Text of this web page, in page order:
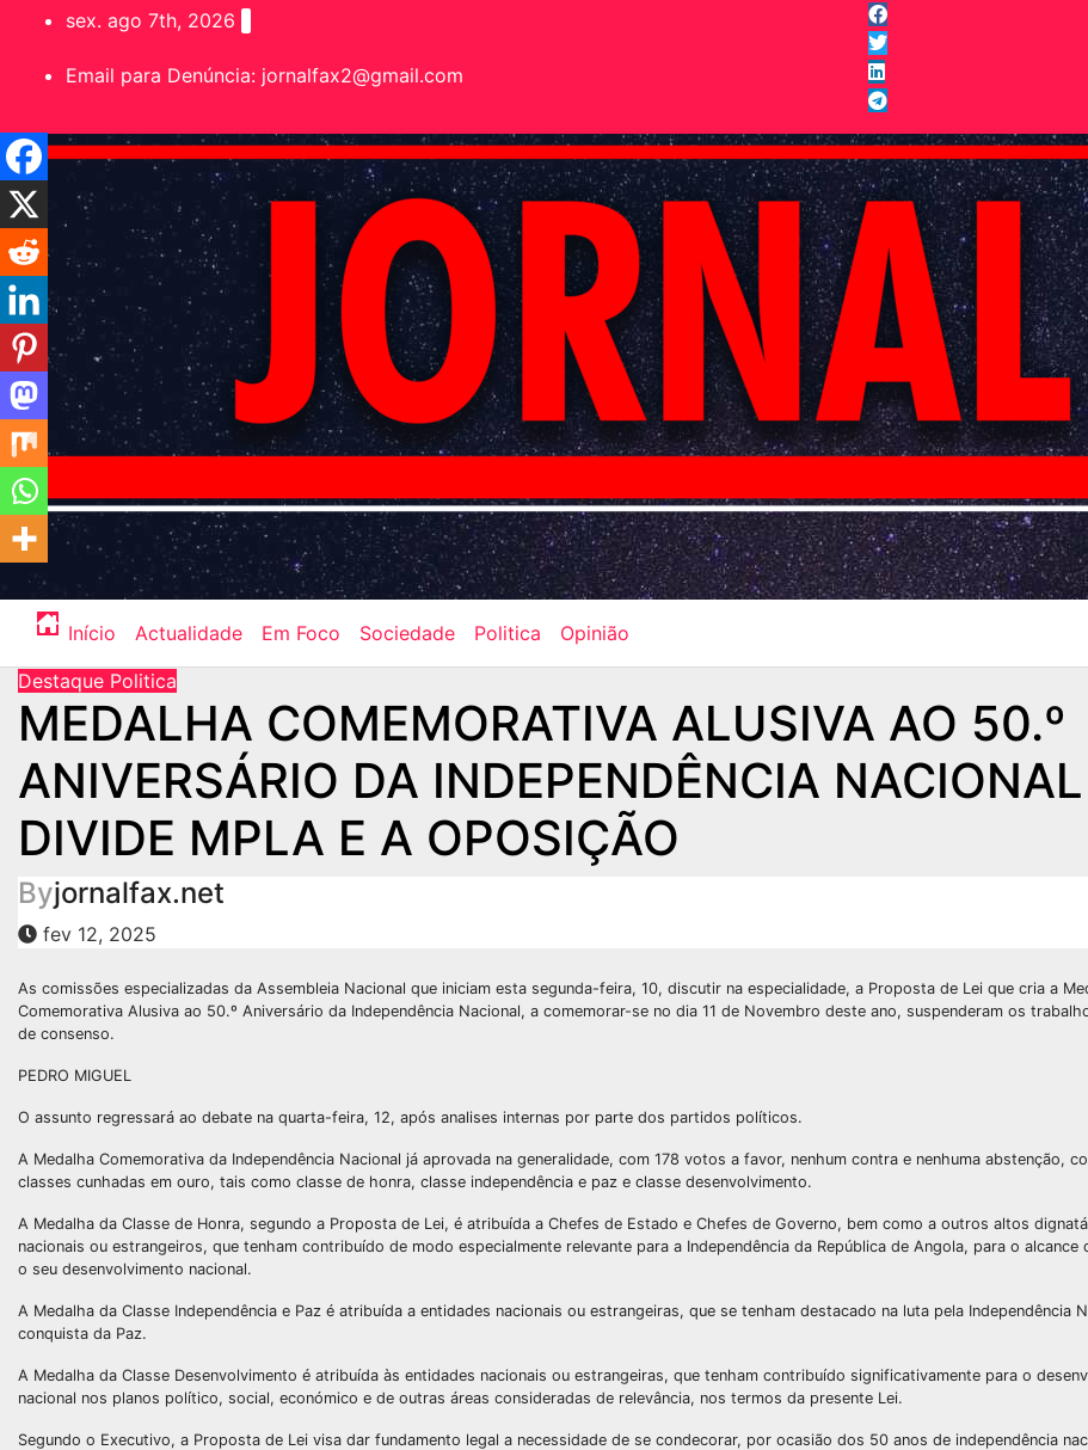
sex. ago 7th, 2026
Email para Denúncia: jornalfax2@gmail.com
Início Actualidade Em Foco Sociedade Politica
Opinião
Destaque Politica
MEDALHA COMEMORATIVA ALUSIVA AO 50.º
ANIVERSÁRIO DA INDEPENDÊNCIA NACIONAL
DIVIDE MPLA E A OPOSIÇÃO
Byjornalfax.net
fev 12, 2025
As comissões especializadas da Assembleia Nacional que iniciam esta segunda-feira, 10, discutir na especialidade, a Proposta de Lei que cria a
Comemorativa Alusiva ao 50.º Aniversário da Independência Nacional, a comemorar-se no dia 11 de Novembro deste ano, suspenderam os
de consenso.
PEDRO MIGUEL
O assunto regressará ao debate na quarta-feira, 12, após analises internas por parte dos partidos políticos.
A Medalha Comemorativa da Independência Nacional já aprovada na generalidade, com 178 votos a favor, nenhum contra e nenhuma abstenção,
classes cunhadas em ouro, tais como classe de honra, classe independência e paz e classe desenvolvimento.
A Medalha da Classe de Honra, segundo a Proposta de Lei, é atribuída a Chefes de Estado e Chefes de Governo, bem como a outros altos
nacionais ou estrangeiros, que tenham contribuído de modo especialmente relevante para a Independência da República de Angola, para o alcance
o seu desenvolvimento nacional.
A Medalha da Classe Independência e Paz é atribuída a entidades nacionais ou estrangeiras, que se tenham destacado na luta pela Independência
conquista da Paz.
A Medalha da Classe Desenvolvimento é atribuída às entidades nacionais ou estrangeiras, que tenham contribuído significativamente para o
nacional nos planos político, social, económico e de outras áreas consideradas de relevância, nos termos da presente Lei.
Segundo o Executivo, a Proposta de Lei visa dar fundamento legal a necessidade de se condecorar, por ocasião dos 50 anos de independência